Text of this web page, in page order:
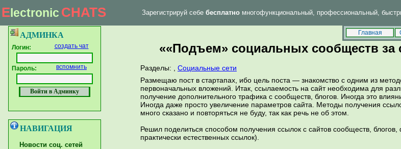
Electronic CHATS Зарегистрируй себе бесплатно многофункциональный, профессиональный,
Главная
Главная страница|Форум тех. поддержки Впервые у нас? Тогда читайFAQи
АДМИНКА
Логин: создать чат
Пароль: вспомнить
НАВИГАЦИЯ
Новости соц. сетей
««Подъем» социальных сообществ за
Разделы:
Социальные сети
Размещаю пост в стартапах, ибо цель поста — знакомство с одним из
первоначальных вложений. Итак, ссылаемость на сайт необходима для
получение дополнительного трафика с сообществ, блогов. Иногда это
Иногда даже просто увеличение параметров сайта. Методы получения
много сказано и повторяться не буду, так как речь не об этом.
Решил поделиться способом получения ссылок с сайтов сообществ,
практически естественных ссылок).